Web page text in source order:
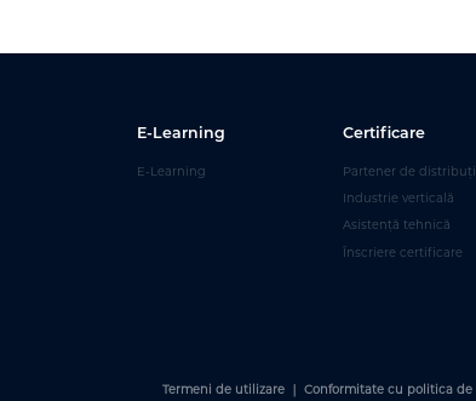
E-Learning
E-Learning
Certificare
Partener de
Industrie verticală
Asistență tehnică
Înscriere certificare
Termeni de utilizare Conformitate cu politica